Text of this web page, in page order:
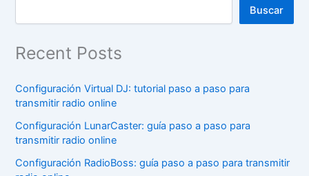
Buscar
Recent Posts
Configuración Virtual DJ: tutorial paso a paso para
transmitir radio online
Configuración LunarCaster: guía paso a paso para
transmitir radio online
Configuración RadioBoss: guía paso a paso para transmitir